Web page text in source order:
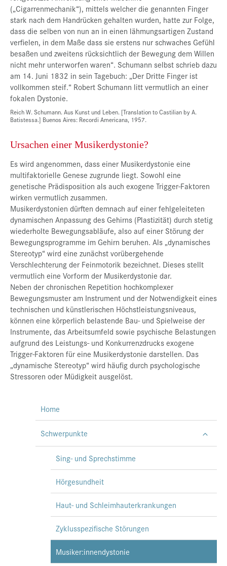
(„Cigarrenmechanik“), mittels welcher die genannten Finger
stark nach dem Handrücken gehalten wurden, hatte zur Folge,
dass die selben von nun an in einen lähmungsartigen Zustand
verfielen, in dem Maße dass sie erstens nur schwaches Gefühl
besaßen und zweitens rücksichtlich der Bewegung dem Willen
nicht mehr unterworfen waren“. Schumann selbst schrieb dazu
am 14. Juni 1832 in sein Tagebuch: „Der Dritte Finger ist
vollkommen steif.“ Robert Schumann litt vermutlich an einer
fokalen Dystonie.
Reich W. Schumann. Aus Kunst und Leben. [Translation to Castilian by A.
Batistessa.] Buenos Aires: Recordi Americana, 1957.
Ursachen einer Musikerdystonie?
Es wird angenommen, dass einer Musikerdystonie eine
multifaktorielle Genese zugrunde liegt. Sowohl eine
genetische Prädisposition als auch exogene Trigger-Faktoren
wirken vermutlich zusammen.
Musikerdystonien dürften demnach auf einer fehlgeleiteten
dynamischen Anpassung des Gehirns (Plastizität) durch stetig
wiederholte Bewegungsabläufe, also auf einer Störung der
Bewegungsprogramme im Gehirn beruhen. Als „dynamisches
Stereotyp“ wird eine zunächst vorübergehende
Verschlechterung der Feinmotorik bezeichnet. Dieses stellt
vermutlich eine Vorform der Musikerdystonie dar.
Neben der chronischen Repetition hochkomplexer
Bewegungsmuster am Instrument und der Notwendigkeit eines
technischen und künstlerischen Höchstleistungsniveaus,
können eine körperlich belastende Bau- und Spielweise der
Instrumente, das Arbeitsumfeld sowie psychische Belastungen
aufgrund des Leistungs- und Konkurrenzdrucks exogene
Trigger-Faktoren für eine Musikerdystonie darstellen. Das
„dynamische Stereotyp“ wird häufig durch psychologische
Stressoren oder Müdigkeit ausgelöst.
Home
Schwerpunkte
Sing- und Sprechstimme
Hörgesundheit
Haut- und Schleimhauterkrankungen
Zyklusspezifische Störungen
Musiker:innendystonie